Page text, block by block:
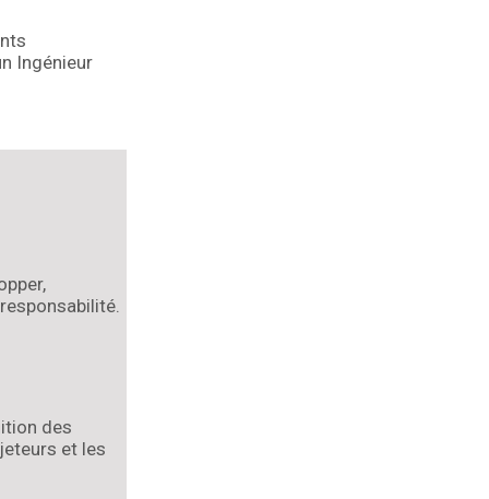
Ingénieur
des
et les